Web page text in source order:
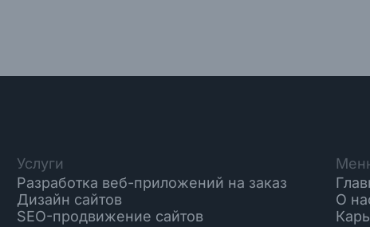
Услуги
Разработка веб-приложений на заказ
Дизайн сайтов
SEO-продвижение сайтов
О